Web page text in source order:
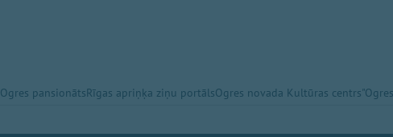
Ogres pansionātsRīgas apriņķa ziņu portālsOgres novada Kultūras centrs